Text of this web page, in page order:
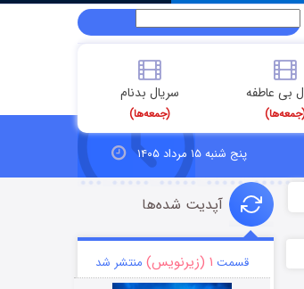
بی عاطفه سریال بدنام
(جمعه‌ها)
پنج شنبه ۱۵ مرداد ۱۴۰۵
آپدیت شده‌ها
قسمت ۱ (زیرنویس) منتشر شد